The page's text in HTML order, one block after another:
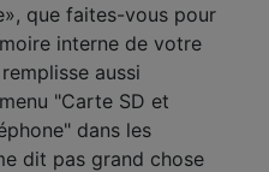
que faites-vous pour
interne de votre
aussi
"Carte SD et
dans les
dit pas grand chose